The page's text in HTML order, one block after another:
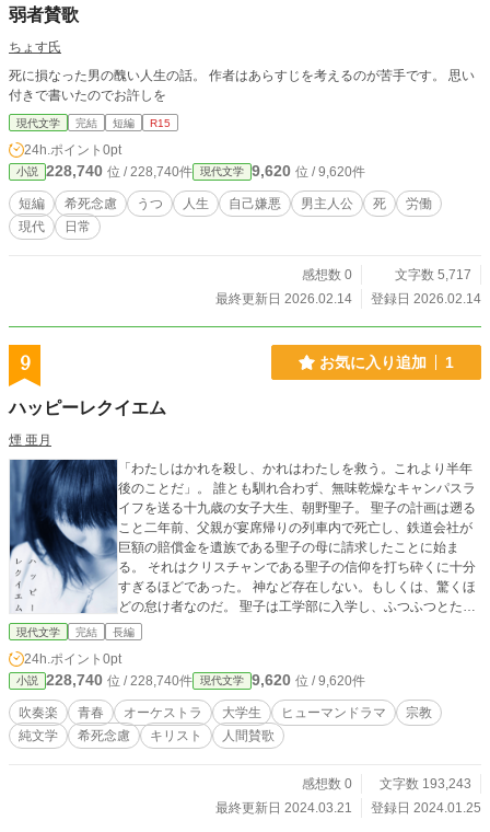
弱者賛歌
ちょす氏
死に損なった男の醜い人生の話。 作者はあらすじを考えるのが苦手です。 思い
付きで書いたのでお許しを
現代文学 完結 短編 R15
24h.ポイント 0pt
小説 228,740 位 / 228,740件 現代文学 9,620 位 / 9,620件
短編 希死念慮 うつ 人生 自己嫌悪 男主人公 死
労働
現代
日常
感想数 0
文字数 5,717
最終更新日 2026.02.14
登録日 2026.02.14
9 お気に入り追加 1
ハッピーレクイエム
煙 亜月
「わたしはかれを殺し、かれはわたしを救う。これより半年
後のことだ」。 誰とも馴れ合わず、無味乾燥なキャンパスラ
イフを送る十九歳の女子大生、朝野聖子。 聖子の計画は遡る
こと二年前、父親が宴席帰りの列車内で死亡し、鉄道会社が
巨額の賠償金を遺族である聖子の母に請求したことに始ま
る。 それはクリスチャンである聖子の信仰を打ち砕くに十分
すぎるほどであった。 神など存在しない。もしくは、驚くほ
どの怠け者なのだ。 聖子は工学部に入学し、ふつふつとたぎ
る怒りを込めて成績を上げてゆく。わたしは——ヒトクロー
はなくなる。もし反対に神の逆鱗に触れたのちに裁きが下り
死したとしても、なんら価値も意味もないこの世に未練など
残すまい。これにより神の存在を、その意義を問えよう——
そう思っていた。平松高志に心奪われ、なにもかもを絆され
るまでは。 当初、平松は聖子の人生に関わるような人種で
ストラでの友情が凍りついた聖子の心を溶かしてゆく。 平
松との愛は、出会ってたった半年間だけの命だった。その愛
現代文学 完結 長編
24h.ポイント 0pt
小説 228,740 位 / 228,740件 現代文学 9,620 位 / 9,620件
吹奏楽 青春 オーケストラ 大学生 ヒューマンドラマ
宗教
純文学
希死念慮 キリスト 人間賛歌
感想数 0
文字数 193,243
最終更新日 2024.03.21
登録日 2024.01.25